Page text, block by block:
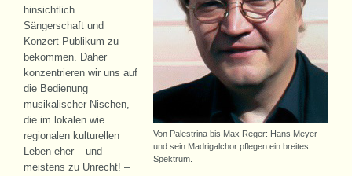
Von Palestrina bis Max Reger: Hans Meyer
und sein Madrigalchor pflegen ein breites
Spektrum.
hinsichtlich
Sängerschaft und
Konzert-Publikum zu
bekommen. Daher
konzentrieren wir uns auf
die Bedienung
musikalischer Nischen,
die im lokalen wie
regionalen kulturellen
Leben eher – und
meistens zu Unrecht! –